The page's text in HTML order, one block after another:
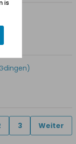
3 Weiter
is